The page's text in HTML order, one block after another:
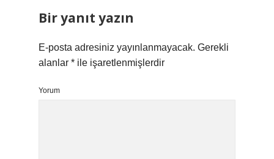
Bir yanıt yazın
E-posta adresiniz yayınlanmayacak. Gerekli
alanlar * ile işaretlenmişlerdir
Yorum